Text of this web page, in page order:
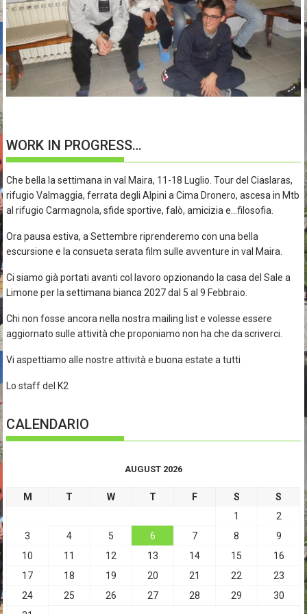
WORK IN PROGRESS…
Che bella la settimana in val Maira, 11-18 Luglio. Tour del Ciaslaras,
rifugio Valmaggia, ferrata degli Alpini a Cima Dronero, ascesa in Mtb
al rifugio Carmagnola, sfide sportive, falò, amicizia e…filosofia.
Ora pausa estiva, a Settembre riprenderemo con una bella
escursione e la consueta serata film sulle avventure in val Maira.
Ci siamo già portati avanti col lavoro opzionando la casa del Sale a
Limone per la settimana bianca 2027 dal 5 al 9 Febbraio.
Chi non fosse ancora nella nostra mailing list e volesse essere
aggiornato sulle attività che proponiamo non ha che da scriverci.
Vi aspettiamo alle nostre attività e buona estate a tutti
Lo staff del K2
CALENDARIO
AUGUST 2026
M T W T F S
S
1
2
3
4 5 6 7 8
9
10
11 12 13 14 15
16
17
18 19 20 21 22
23
24
25 26 27 28 29
30